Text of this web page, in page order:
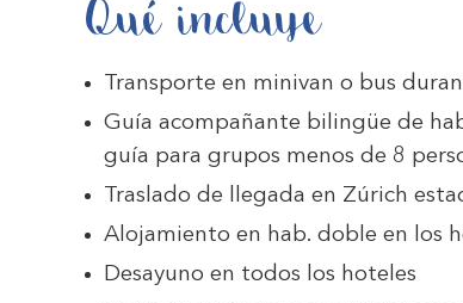
Qué incluye
Transporte en minivan o bus
Guía acompañante bilingüe de
guía para grupos menos de 8
Traslado de llegada en Zúrich
Alojamiento en hab. doble en los
Desayuno en todos los hoteles